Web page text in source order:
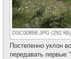
DSC00858.JPG (292
Постепенно уклон
передавать первые